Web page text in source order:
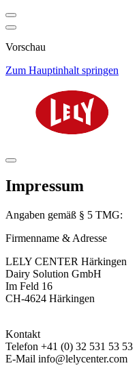
Vorschau
Zum Hauptinhalt springen
Impressum
Angaben gemäß § 5 TMG:
Firmenname & Adresse
LELY CENTER Härkingen
Dairy Solution GmbH
Im Feld 16
CH-4624 Härkingen
Kontakt
Telefon +41 (0) 32 531 53 53
E-Mail info@lelycenter.com